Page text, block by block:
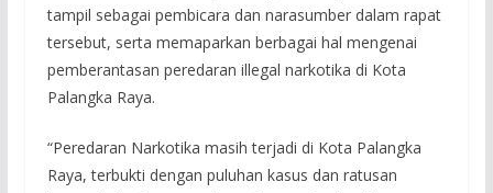
tampil sebagai pembicara dan narasumber dalam rapat
tersebut, serta memaparkan berbagai hal mengenai
pemberantasan peredaran illegal narkotika di Kota
Palangka Raya.
“Peredaran Narkotika masih terjadi di Kota Palangka
Raya, terbukti dengan puluhan kasus dan ratusan